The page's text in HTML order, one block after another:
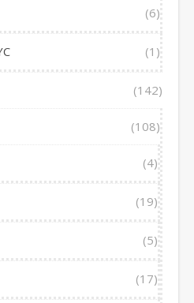
(6)
(1)
(142)
(108)
(4)
(19)
(5)
(17)